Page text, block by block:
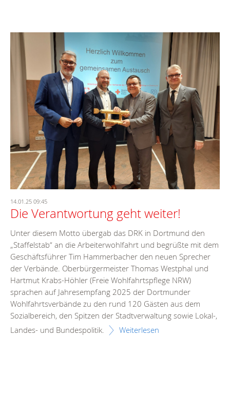
14.01.25 09:45
Die Verantwortung geht weiter!
Unter diesem Motto übergab das DRK in Dortmund den
„Staffelstab“ an die Arbeiterwohlfahrt und begrüßte mit dem
Geschäftsführer Tim Hammerbacher den neuen Sprecher
der Verbände. Oberbürgermeister Thomas Westphal und
Hartmut Krabs-Höhler (Freie Wohlfahrtspflege NRW)
sprachen auf Jahresempfang 2025 der Dortmunder
Wohlfahrtsverbände zu den rund 120 Gästen aus dem
Sozialbereich, den Spitzen der Stadtverwaltung sowie Lokal-,
Landes- und Bundespolitik.
Weiterlesen